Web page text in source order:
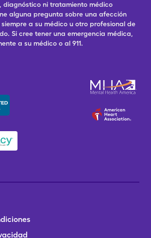
diagnóstico ni tratamiento médico
alguna pregunta sobre una afección
a su médico u otro profesional de
Si cree tener una emergencia médica,
a su médico o al 911.